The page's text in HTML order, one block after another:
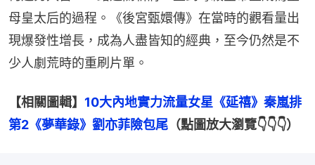
母皇太后的過程。《後宮甄嬛傳》在當時的觀看量出
現爆發性增長，成為人盡皆知的經典，至今仍然是不
少人劇荒時的重刷片單。
【相關圖輯】 10大內地實力流量女星《延禧》秦嵐排
第2《夢華錄》劉亦菲險包尾 （點圖放大瀏覽👇👇👇）